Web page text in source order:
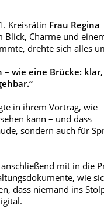
Kreisrätin Frau Regina
Charme und
drehte sich alles
wie eine Brücke: klar,
in ihrem Vortrag, wie
kann – und dass
sondern auch für
mit in die
wie
dass niemand ins